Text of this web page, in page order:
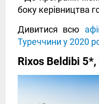
боку керівництва
Дивитися всю
Туреччини у 2020
Rixos Beldibi